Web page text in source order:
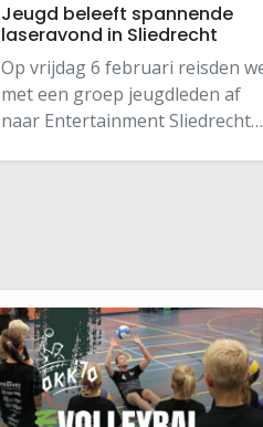
Jeugd beleeft spannende
laseravond in Sliedrecht
Op vrijdag 6 februari reisden
met een groep jeugdleden af
naar Entertainment Sliedrecht